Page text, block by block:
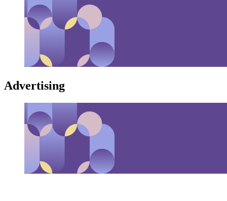
Advertising